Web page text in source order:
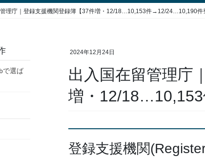
理庁｜登録支援機関登録簿【37件増・12/18…10,153件→12/24…10,190件
2024年12月24日
出入国在留管理庁
増・12/
登録支援機関
で選ば